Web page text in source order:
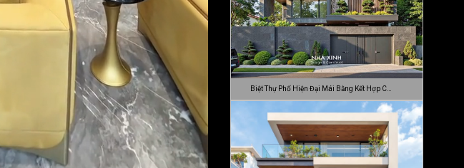
Biệt Thự Phố Hiện Đại Mái Bằng Kết Hợp C…